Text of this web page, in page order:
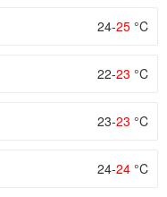
24-25 °C
22-23 °C
23-23 °C
24-24 °C